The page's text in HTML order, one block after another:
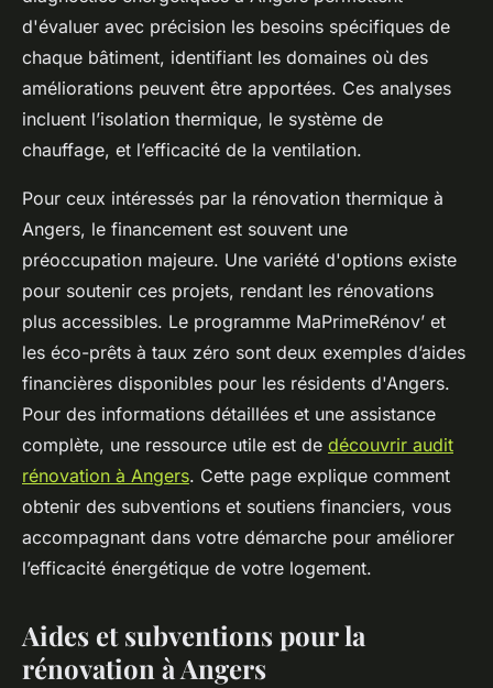
d'évaluer avec précision les besoins spécifiques de
chaque bâtiment, identifiant les domaines où des
améliorations peuvent être apportées. Ces analyses
incluent l’isolation thermique, le système de
chauffage, et l’efficacité de la ventilation.
Pour ceux intéressés par la rénovation thermique à
Angers, le financement est souvent une
préoccupation majeure. Une variété d'options existe
pour soutenir ces projets, rendant les rénovations
plus accessibles. Le programme MaPrimeRénov’ et
les éco-prêts à taux zéro sont deux exemples d’aides
financières disponibles pour les résidents d'Angers.
Pour des informations détaillées et une assistance
complète, une ressource utile est de découvrir audit
rénovation à Angers. Cette page explique comment
obtenir des subventions et soutiens financiers, vous
accompagnant dans votre démarche pour améliorer
l’efficacité énergétique de votre logement.
Aides et subventions pour la
rénovation à Angers